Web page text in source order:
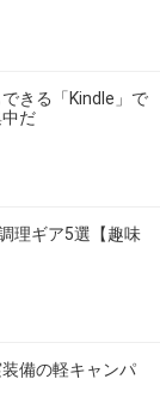
きる「Kindle」で
だ
理ギア5選【趣味
備の軽キャンパ